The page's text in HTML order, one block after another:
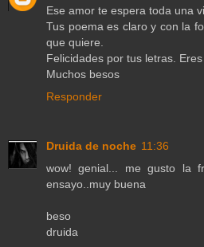
Ese amor te espera toda una
Tus poema es claro y con la
que quiere.
Felicidades por tus letras.
Muchos besos
Responder
Druida de noche 11:36
wow! genial... me gusto la
ensayo..muy buena
beso
druida